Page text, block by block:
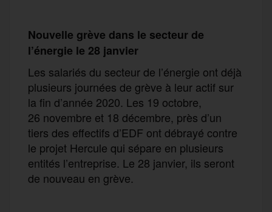
Nouvelle grève dans le secteur de
l’énergie le 28 janvier
Les salariés du secteur de l’énergie ont déjà
plusieurs journées de grève à leur actif sur
la fin d’année 2020. Les 19 octobre,
26 novembre et 18 décembre, près d’un
tiers des effectifs d’EDF ont débrayé contre
le projet Hercule qui sépare en plusieurs
entités l’entreprise. Le 28 janvier, ils seront
de nouveau en grève.